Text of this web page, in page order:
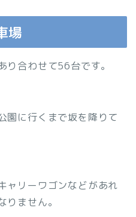
場
り合わせて56台です。
園に行くまで坂を降りて
ャリーワゴンなどがあれ
ません。